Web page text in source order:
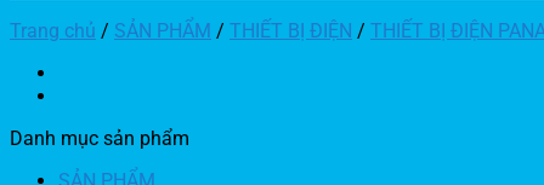
Trang chủ / SẢN PHẨM / THIẾT BỊ ĐIỆN / THIẾT BỊ ĐIỆN
Danh mục sản phẩm